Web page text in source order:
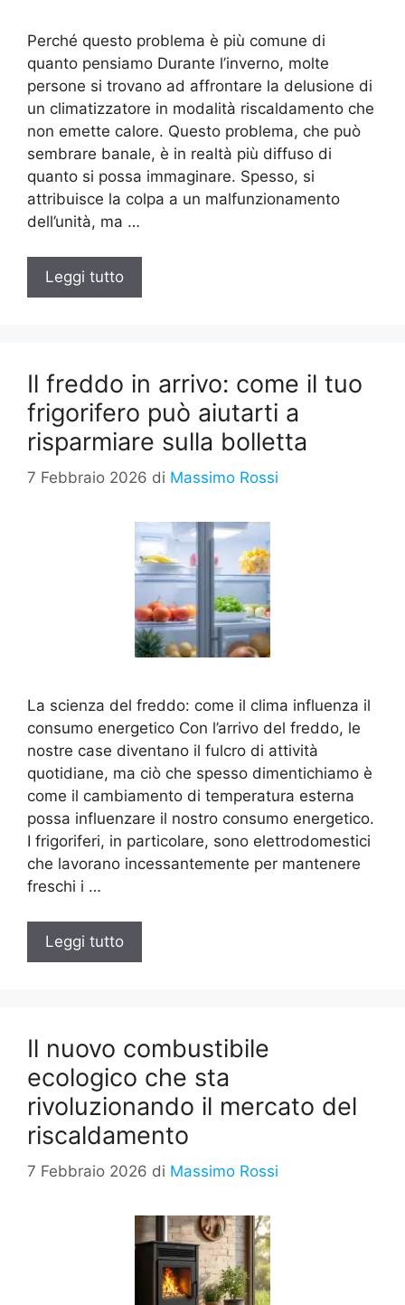
Perché questo problema è più comune di
quanto pensiamo Durante l’inverno, molte
persone si trovano ad affrontare la delusione di
un climatizzatore in modalità riscaldamento che
non emette calore. Questo problema, che può
sembrare banale, è in realtà più diffuso di
quanto si possa immaginare. Spesso, si
attribuisce la colpa a un malfunzionamento
dell’unità, ma …
Leggi tutto
Il freddo in arrivo: come il tuo
frigorifero può aiutarti a
risparmiare sulla bolletta
7 Febbraio 2026 di Massimo Rossi
La scienza del freddo: come il clima influenza il
consumo energetico Con l’arrivo del freddo, le
nostre case diventano il fulcro di attività
quotidiane, ma ciò che spesso dimentichiamo è
come il cambiamento di temperatura esterna
possa influenzare il nostro consumo energetico.
I frigoriferi, in particolare, sono elettrodomestici
che lavorano incessantemente per mantenere
freschi i …
Leggi tutto
Il nuovo combustibile
ecologico che sta
rivoluzionando il mercato del
riscaldamento
7 Febbraio 2026 di Massimo Rossi